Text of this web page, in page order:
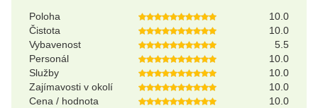
Poloha
10.0
Čistota
10.0
Vybavenost
5.5
Personál
10.0
Služby
10.0
Zajímavosti v okolí
10.0
Cena / hodnota
10.0